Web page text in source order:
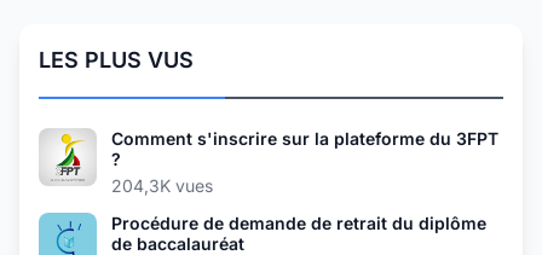
LES PLUS VUS
Comment s'inscrire sur la plateforme du 3FPT
?
204,3K vues
Procédure de demande de retrait du diplôme
de baccalauréat